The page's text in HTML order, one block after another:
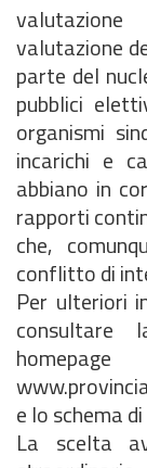
valutazione
parte del
pubblici
organismi
incarichi e
abbiano in
rapporti
che,
conflitto di
Per ulteriori
consultare
e lo schema
La scelta